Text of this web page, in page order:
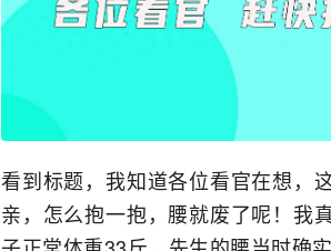
看到标题，我知道各位看官在想，
亲，怎么抱一抱，腰就废了呢！我